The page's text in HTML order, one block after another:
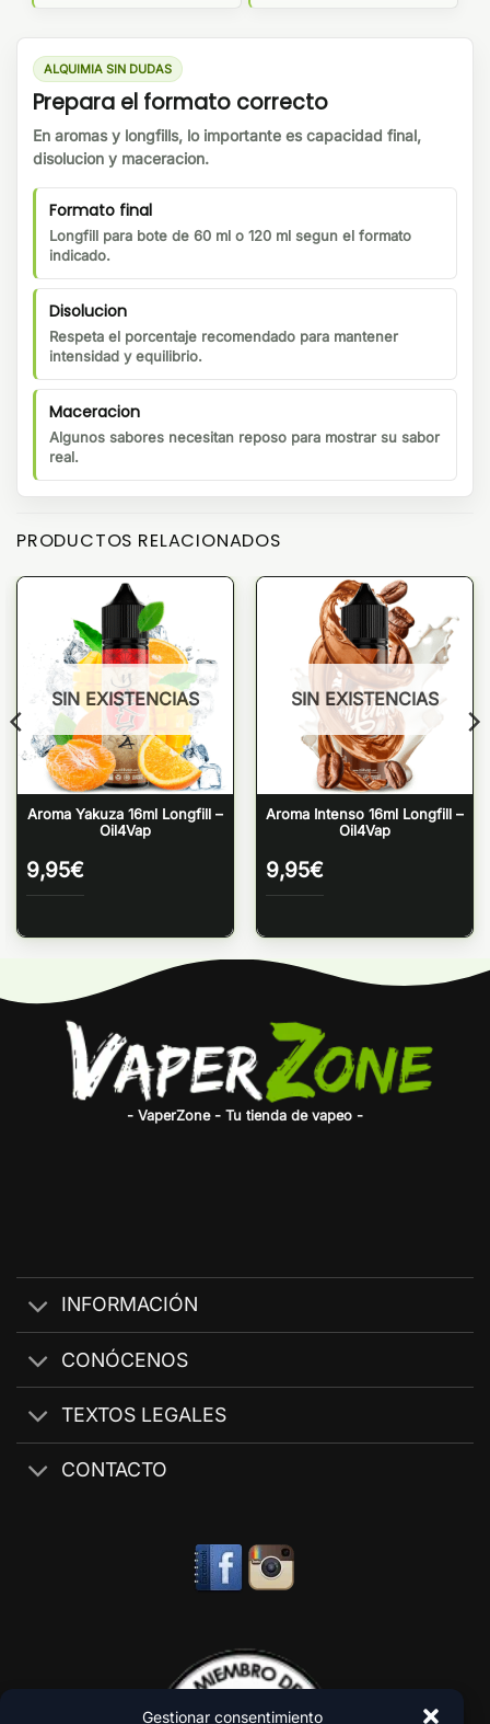
Gestionar consentimiento
ALQUIMIA SIN DUDAS
Prepara el formato correcto
En aromas y longfills, lo importante es capacidad final,
disolucion y maceracion.
Formato final
Longfill para bote de 60 ml o 120 ml segun el formato
indicado.
Disolucion
Respeta el porcentaje recomendado para mantener
intensidad y equilibrio.
Maceracion
Algunos sabores necesitan reposo para mostrar su sabor
real.
PRODUCTOS RELACIONADOS
SIN EXISTENCIAS
Aroma Yakuza 16ml Longfill –
Oil4Vap
9,95€
SIN EXISTENCIAS
Aroma Intenso 16ml Longfill –
Oil4Vap
9,95€
- VaperZone - Tu tienda de vapeo -
INFORMACIÓN
CONÓCENOS
TEXTOS LEGALES
CONTACTO